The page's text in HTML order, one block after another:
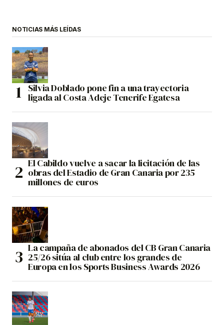
NOTICIAS MÁS LEÍDAS
Silvia Doblado pone fin a una trayectoria
ligada al Costa Adeje Tenerife Egatesa
El Cabildo vuelve a sacar la licitación de las
obras del Estadio de Gran Canaria por 235
millones de euros
La campaña de abonados del CB Gran Canaria
25/26 sitúa al club entre los grandes de
Europa en los Sports Business Awards 2026